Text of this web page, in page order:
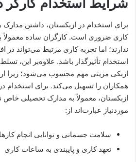
برای استخدام در ازبکستان، داشتن مدارک
کاری ضروری است. کارگران ساده معمولاً
ندارند؛ اما تجربه کاری مرتبط می‌تواند
استخدام تأثیرگذار باشد. علاوه‌بر این،
ازبکی مزیتی مهم محسوب می‌شود؛ زیرا
همکاران را تسهیل می‌کند. برای استخدام
ازبکستان، معمولاً به مدارک تحصیلی خاص
موردنیاز عبارت‌اند از:
سلامت جسمانی و توانایی انجام
تعهد کاری و پایبندی به ساعات کاری